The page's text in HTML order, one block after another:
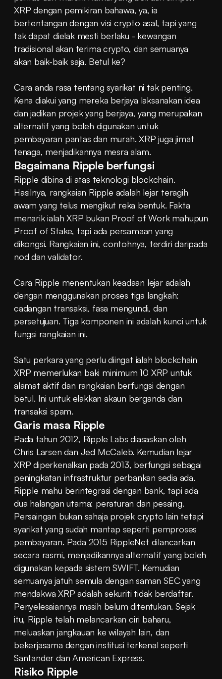
XRP dengan pemikiran bahawa, ya, ia
bertentangan dengan visi crypto asal, tapi yang
tak dapat dielak mesti berlaku - kewangan
tradisional akan terima crypto, dan semuanya
akan baik-baik saja. Betul ke?
Cara anda rasa tentang syarikat ni tak penting.
Kena diakui yang mereka berjaya laksanakan idea
dan jadikan projek yang berjaya, yang merupakan
alternatif yang boleh digunakan untuk
pembayaran pantas dan murah. XRP juga jimat
tenaga, menjadikannya mesra alam.
Bagaimana Ripple berfungsi
Ripple dibina di atas teknologi blockchain.
Hasilnya, rangkaian Ripple adalah lejar teragih
awam yang telus mengikut reka bentuk. Fakta
menarik ialah XRP bukan Proof of Work mahupun
Proof of Stake, tapi ada persamaan yang
dikongsi. Rangkaian ini, contohnya, terdiri daripada
nod dan validator.
Cara Ripple menentukan keadaan lejar adalah
dengan menggunakan proses tiga langkah:
cadangan transaksi, fasa mengundi, dan
persetujuan. Tiga komponen ini adalah kunci untuk
fungsi rangkaian ini.
Satu perkara yang perlu diingat ialah blockchain
XRP memerlukan baki minimum 10 XRP untuk
alamat aktif dan rangkaian berfungsi dengan
betul. Ini untuk elakkan akaun berganda dan
transaksi spam.
Garis masa Ripple
Pada tahun 2012, Ripple Labs diasaskan oleh
Chris Larsen dan Jed McCaleb. Kemudian lejar
XRP diperkenalkan pada 2013, berfungsi sebagai
peningkatan infrastruktur perbankan sedia ada.
Ripple mahu berintegrasi dengan bank, tapi ada
dua halangan utama: peraturan dan pesaing.
Persaingan bukan sahaja projek crypto lain tetapi
syarikat yang sudah mantap seperti pemproses
pembayaran. Pada 2015 RippleNet dilancarkan
secara rasmi, menjadikannya alternatif yang boleh
digunakan kepada sistem SWIFT. Kemudian
semuanya jatuh semula dengan saman SEC yang
mendakwa XRP adalah sekuriti tidak berdaftar.
Penyelesaiannya masih belum ditentukan. Sejak
itu, Ripple telah melancarkan ciri baharu,
meluaskan jangkauan ke wilayah lain, dan
bekerjasama dengan institusi terkenal seperti
Santander dan American Express.
Risiko Ripple